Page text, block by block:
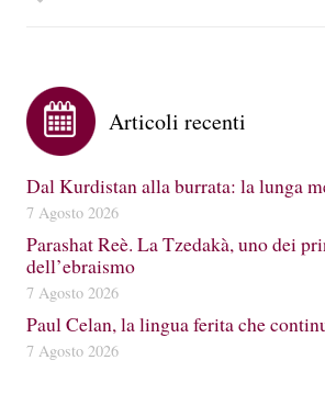
Articoli recenti
Dal Kurdistan alla burrata: la lunga
7 Agosto 2026
Parashat Reè. La Tzedakà, uno dei
dell’ebraismo
7 Agosto 2026
Paul Celan, la lingua ferita che
7 Agosto 2026